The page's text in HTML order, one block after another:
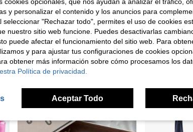
1 pieza Molde de resina azul y rosa con almohadillas de silicona, almohadillas de silicona de epoxi de cristal para la fabricación de joyas hechas a mano, tapete de escritorio resistente a la suciedad, hoja de silicona para manualidades, tapete de molde de resina para joyas, tapete de silicona antiadherente para manualidades, adecuado para pintura y arcilla -3% Kit de resina UV de alta transparencia de 100g - Resina epoxi cristalina dura para hacer joyas, pendientes, colgantes, manualidades DIY, brillante y anti-amarilleo, set de regalo perfecto para principiantes
Solo quedan 7
$28.490
$17.490
Clientes
y personalizar el contenido y los anuncios para
seleccionar "Rechazar todo", permites el uso de cookies
nuestro sitio web funcione. Puedes desactivarlas
puede afectar el funcionamiento del sitio web. Para
y para ajustar tus configuraciones de cookies
obtener más información sobre cómo procesamos los
Política de privacidad.
Aceptar Todo